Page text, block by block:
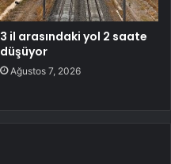
3 il arasındaki yol 2 saate
düşüyor
Ağustos 7, 2026